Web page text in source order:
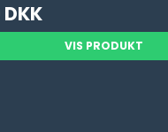
VIS PRODUKT